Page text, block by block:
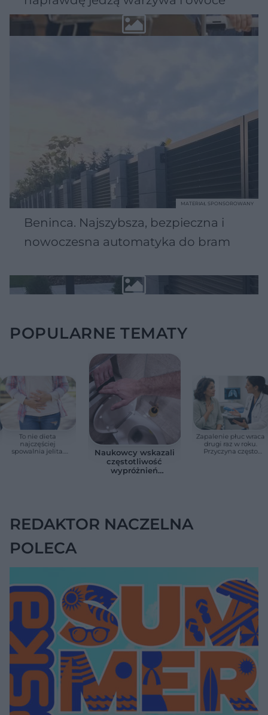
Beninca. Najszybsza, bezpieczna i
nowoczesna automatyka do bram
MATERIAŁ SPONSOROWANY
POPULARNE TEMATY
To nie dieta
najczęściej
spowalnia jelita.
Naukowcy wskazali
częstotliwość
wypróżnień
Zapalenie płuc wraca
drugi raz w roku.
Przyczyna często
REDAKTOR NACZELNA
POLECA